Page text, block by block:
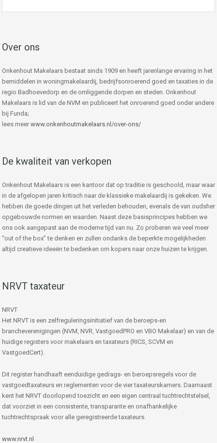
Over ons
Onkenhout Makelaars bestaat sinds 1909 en heeft jarenlange ervaring in het
bemiddelen in woningmakelaardij, bedrijfsonroerend goed en taxaties in de
regio Badhoevedorp en de omliggende dorpen en steden. Onkenhout
Makelaars is lid van de NVM en publiceert het onroerend goed onder andere
bij Funda;
lees meer www.onkenhoutmakelaars.nl/over-ons/
De kwaliteit van verkopen
Onkenhout Makelaars is een kantoor dat op traditie is geschoold, maar waar
in de afgelopen jaren kritisch naar de klassieke makelaardij is gekeken. We
hebben de goede dingen uit het verleden behouden, evenals de van oudsher
opgebouwde normen en waarden. Naast deze basisprincipes hebben we
ons ook aangepast aan de moderne tijd van nu. Zo proberen we veel meer
“out of the box” te denken en zullen ondanks de beperkte mogelijkheden
altijd creatieve ideeën te bedenken om kopers naar onze huizen te krijgen.
NRVT taxateur
NRVT
Het NRVT is een zelfreguleringsinitiatief van de beroeps-en
brancheverenigingen (NVM, NVR, VastgoedPRO en VBO Makelaar) en van de
huidige registers voor makelaars en taxateurs (RICS, SCVM en
VastgoedCert).
Dit register handhaaft eenduidige gedrags- en beroepsregels voor de
vastgoedtaxateurs en reglementen voor de vier taxateurskamers. Daarnaast
kent het NRVT doorlopend toezicht en een eigen centraal tuchtrechtstelsel,
dat voorziet in een consistente, transparante en onafhankelijke
tuchtrechtspraak voor alle geregistreerde taxateurs.
www.nrvt.nl